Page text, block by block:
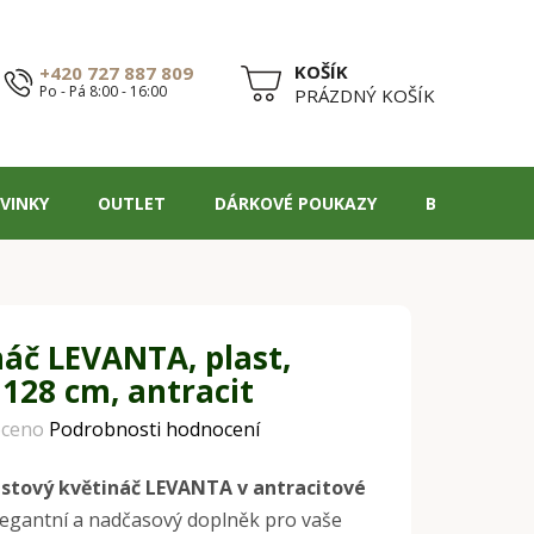
+420 727 887 809
Po - Pá 8:00 - 16:00
NÁKUPNÍPRÁZDNÝ KOŠÍK
OUTLET DÁRKOVÉ POUKAZY BLOG
LEVANTA, plast,
cm, antracit
Podrobnosti hodnocení
květináč LEVANTA v antracitové
a nadčasový doplněk pro vaše